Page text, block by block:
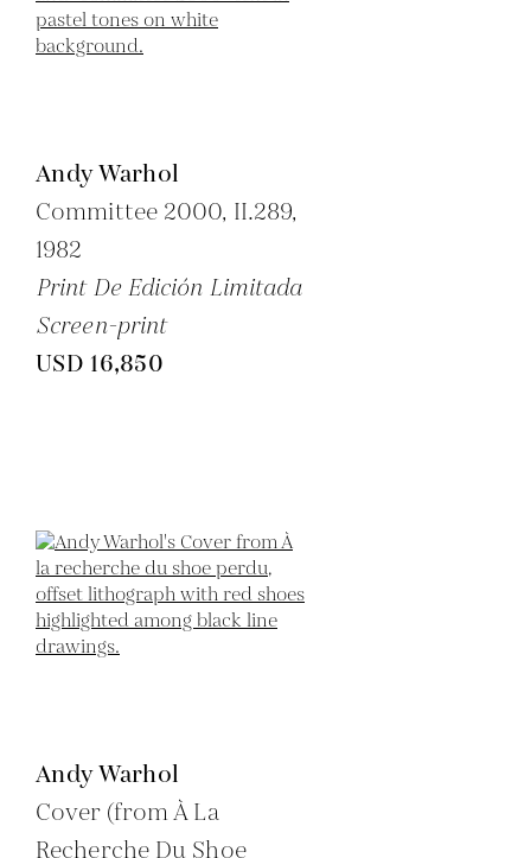
Andy Warhol
Committee 2000, II.289,
1982
Print De Edición Limitada
Screen-print
USD 16,850
Andy Warhol
Cover (from À La
Recherche Du Shoe